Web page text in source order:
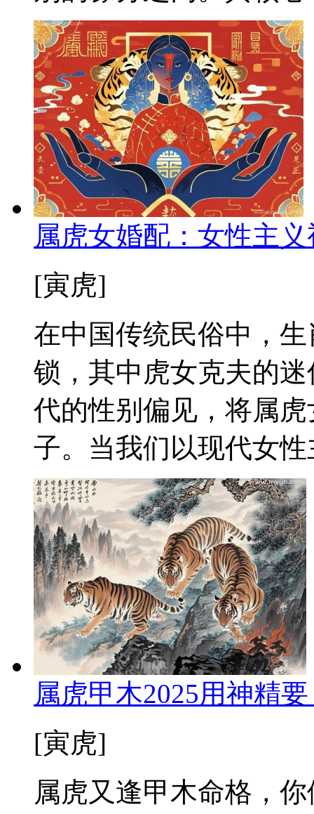
属虎女婚配：女性主
[寅虎]
在中国传统民俗中，
锁，其中虎女克夫的
代的性别偏见，将属
子。当我们以现代女
属虎甲木2025用神精
[寅虎]
属虎又逢甲木命格，